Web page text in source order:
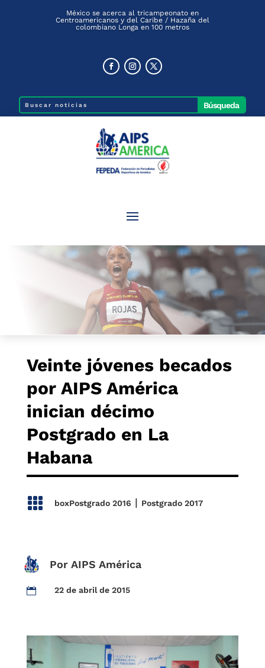
México se acerca al tricampeonato en
Centroamericanos y del Caribe / Hazaña del
colombiano Longa en 100 metros
Veinte jóvenes becados
por AIPS América
inician décimo
Postgrado en La
Habana
 boxPostgrado 2016 | Postgrado 2017
Por AIPS América
 22 de abril de 2015